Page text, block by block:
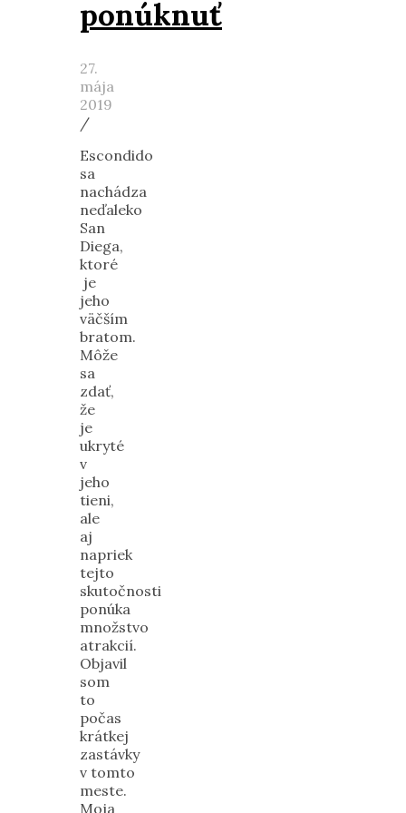
ponúknuť
27.
mája
2019
/
Escondido
sa
nachádza
neďaleko
San
Diega,
ktoré
je
jeho
väčším
bratom.
Môže
sa
zdať,
že
je
ukryté
v
jeho
tieni,
ale
aj
napriek
tejto
skutočnosti
ponúka
množstvo
atrakcií.
Objavil
som
to
počas
krátkej
zastávky
v tomto
meste.
Moja